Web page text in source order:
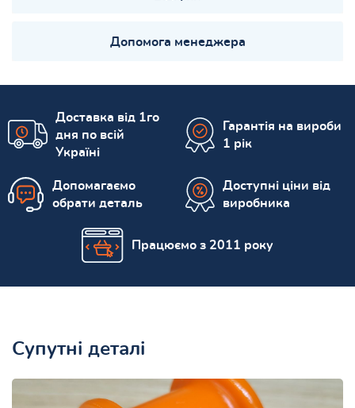
Допомога менеджера
Доставка від 1го
дня по всій
Україні
Гарантія на вироби
1 рік
Допомагаємо
обрати деталь
Доступні ціни від
виробника
Працюємо з 2011 року
Супутні деталі